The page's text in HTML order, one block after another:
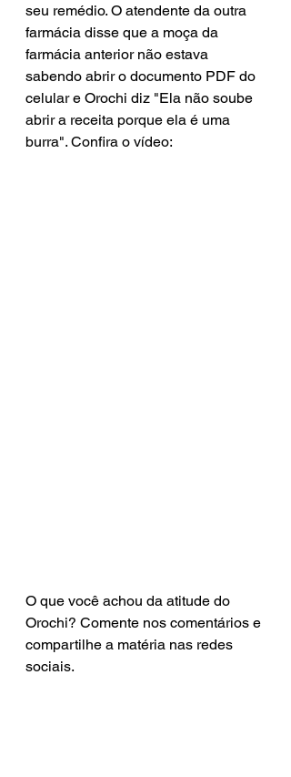
seu remédio. O atendente da outra
farmácia disse que a moça da
farmácia anterior não estava
sabendo abrir o documento PDF do
celular e Orochi diz "Ela não soube
abrir a receita porque ela é uma
burra". Confira o vídeo:
O que você achou da atitude do
Orochi? Comente nos comentários e
compartilhe a matéria nas redes
sociais.